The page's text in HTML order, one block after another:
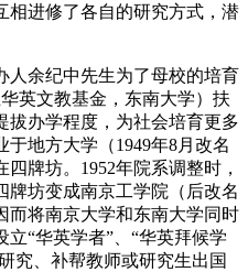
相进修了各自的研究方式，潜
余纪中先生为了母校的培育
英文教基金，东南大学）扶
拔办学程度，为社会培育更多
于地方大学（1949年8月改名
牌坊。1952年院系调整时，
牌坊变成南京工学院（后改名
而将南京大学和东南大学同时
“华英学者”、“华英拜候学
究、补帮教师或研究生出国